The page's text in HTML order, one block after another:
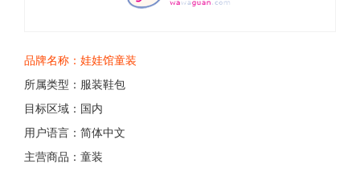
品牌名称： 娃娃馆童装
所属类型： 服装鞋包
目标区域： 国内
用户语言： 简体中文
主营商品： 童装